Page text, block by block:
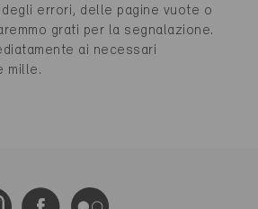
errori, delle pagine vuote o
grati per la segnalazione.
ai necessari
mille.